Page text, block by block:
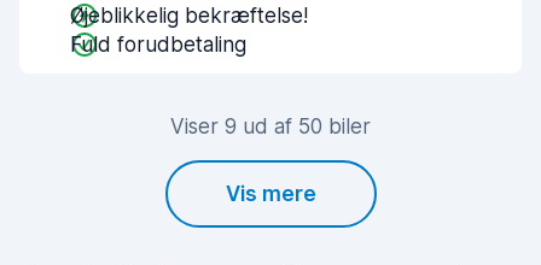
Øjeblikkelig bekræftelse!
Fuld forudbetaling
Viser 9 ud af 50 biler
Vis mere